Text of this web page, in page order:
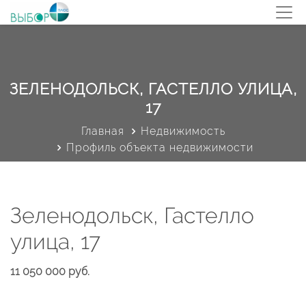
ЗЕЛЕНОДОЛЬСК, ГАСТЕЛЛО УЛИЦА,
17
Главная
Недвижимость
Профиль объекта недвижимости
Зеленодольск, Гастелло
улица, 17
11 050 000 руб.